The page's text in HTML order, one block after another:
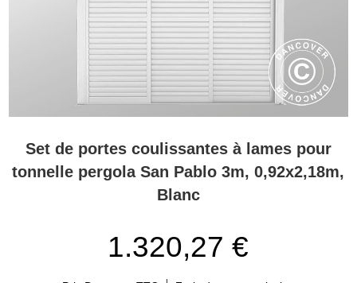
Set de portes coulissantes à lames pour
tonnelle pergola San Pablo 3m, 0,92x2,18m,
Blanc
1.320,27 €